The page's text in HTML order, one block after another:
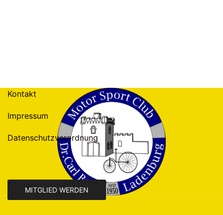
Kontakt
Impressum
Datenschutzverordnung
MITGLIED WERDEN